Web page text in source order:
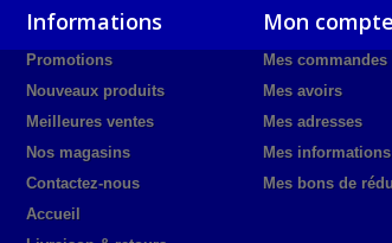
Informations
Promotions
Nouveaux produits
Meilleures ventes
Nos magasins
Contactez-nous
Accueil
Mon compte
Mes commandes
Mes avoirs
Mes adresses
Mes
Mes bons de